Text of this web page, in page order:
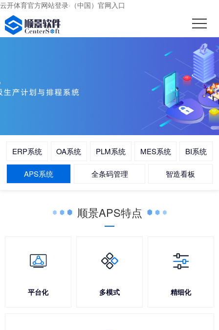
云开体育官方网站登录·（中国）官网入口
ERP系统 OA系统 PLM系统 MES系统 BI系统
APS系统 全条码管理 智造看板
顺景APS特点
平台化 多模式 精细化